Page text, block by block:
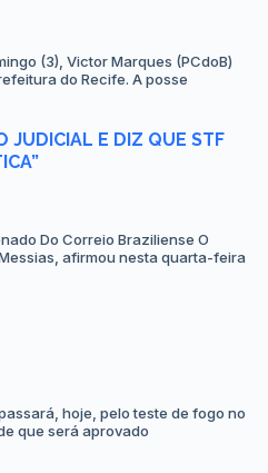
(3), Victor Marques (PCdoB)
do Recife. A posse
JUDICIAL E DIZ QUE STF
Do Correio Braziliense O
afirmou nesta quarta-feira
hoje, pelo teste de fogo no
que será aprovado